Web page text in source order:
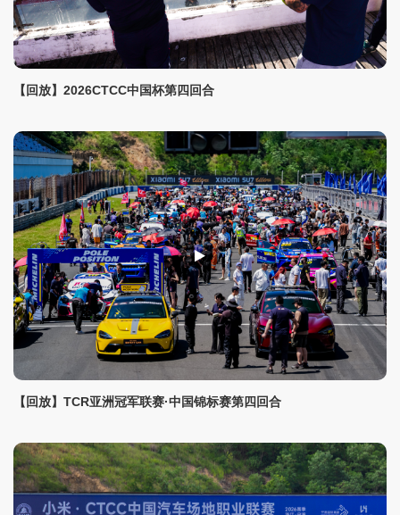
【回放】2026CTCC中国杯第四回合
【回放】TCR亚洲冠军联赛·中国锦标赛第四回合